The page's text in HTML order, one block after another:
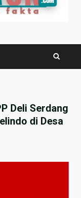
Deli Serdang
di Desa